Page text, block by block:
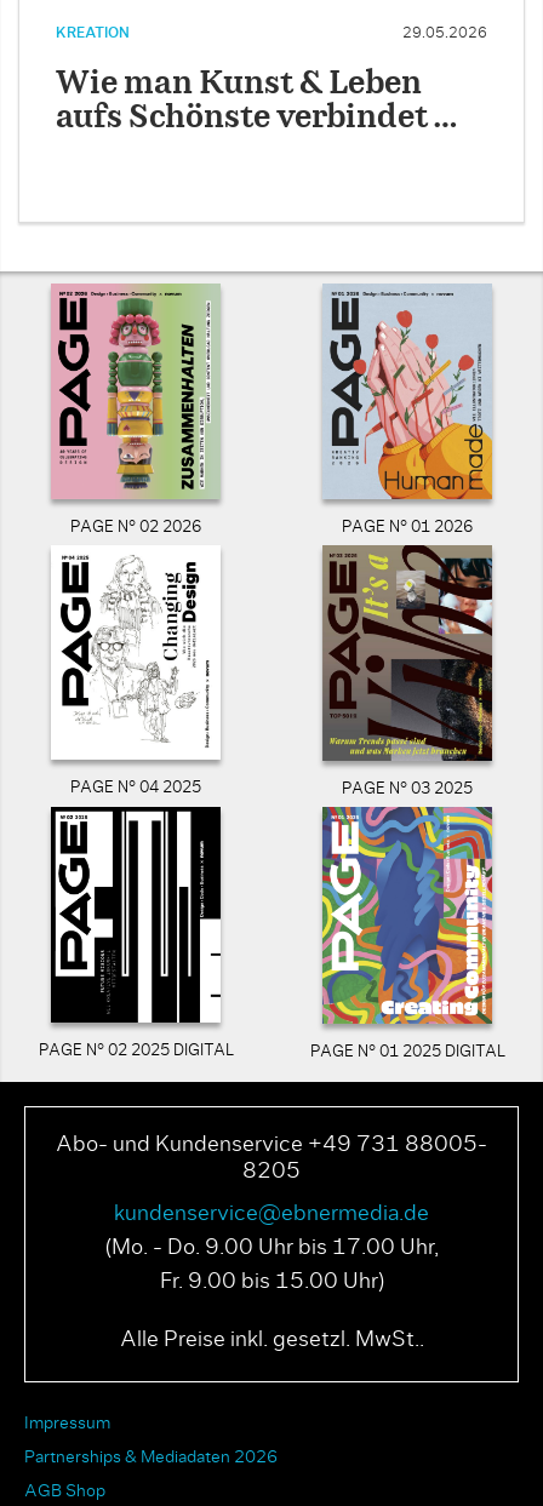
KREATION 29.05.2026
Wie man Kunst & Leben
aufs Schönste verbindet …
PAGE N° 02 2026 PAGE N° 01 2026
PAGE N° 04 2025 PAGE N° 03 2025
PAGE N° 02 2025 DIGITAL PAGE N° 01 2025 DIGITAL
Abo- und Kundenservice +49 731 88005-
8205
kundenservice@ebnermedia.de
(Mo. - Do. 9.00 Uhr bis 17.00 Uhr,
Fr. 9.00 bis 15.00 Uhr)
Alle Preise inkl. gesetzl. MwSt..
Impressum
Partnerships & Mediadaten 2026
AGB Shop